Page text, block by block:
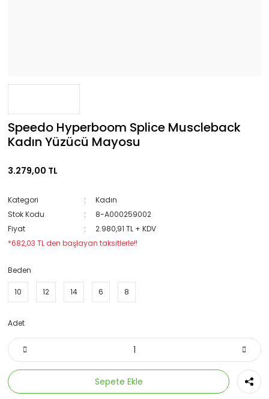
Speedo Hyperboom Splice Muscleback
Kadın Yüzücü Mayosu
3.279,00 TL
Kategori
Kadın
Stok Kodu
8-A000259002
Fiyat
2.980,91 TL + KDV
*682,03 TL den başlayan taksitlerle!!
Beden
10 12 14 6 8
Adet
Sepete Ekle